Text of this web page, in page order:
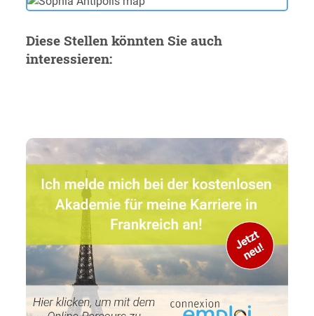
Diese Stellen könnten Sie auch
interessieren: